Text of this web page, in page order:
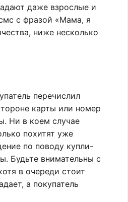
даже взрослые и
с фразой «Мама, я
ниже несколько
перечислил
карты или номер
Ни в коем случае
похитят уже
по поводу купли-
Будьте внимательны с
в очереди стоит
а покупатель